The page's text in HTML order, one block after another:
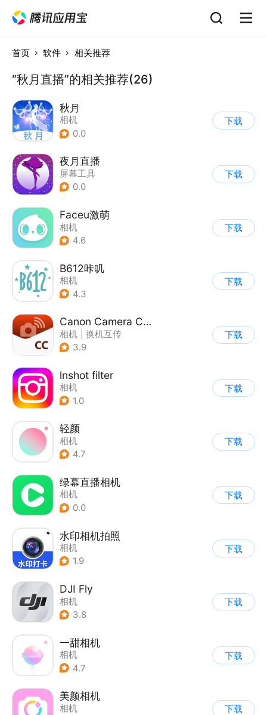
首页 软件 相关推荐
“秋月直播”的相关推荐(26)
秋月
相机
0.0
下载
夜月直播
屏幕工具
0.0
下载
Faceu激萌
相机
4.6
下载
B612咔叽
相机
4.3
下载
Canon Camera Connect
相机
换机互传
3.9
下载
lnshot filter
相机
1.0
下载
轻颜
相机
4.7
下载
绿幕直播相机
相机
0.0
下载
水印相机拍照
相机
1.9
下载
DJI Fly
相机
3.8
下载
一甜相机
相机
4.7
下载
美颜相机
相机
下载